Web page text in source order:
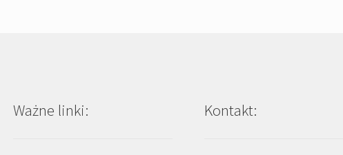
Ważne linki: Kontakt: